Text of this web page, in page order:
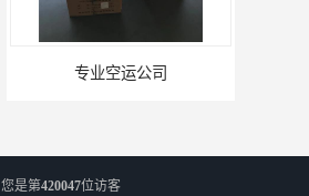
武汉机场货运站电话
您是第420047位访客